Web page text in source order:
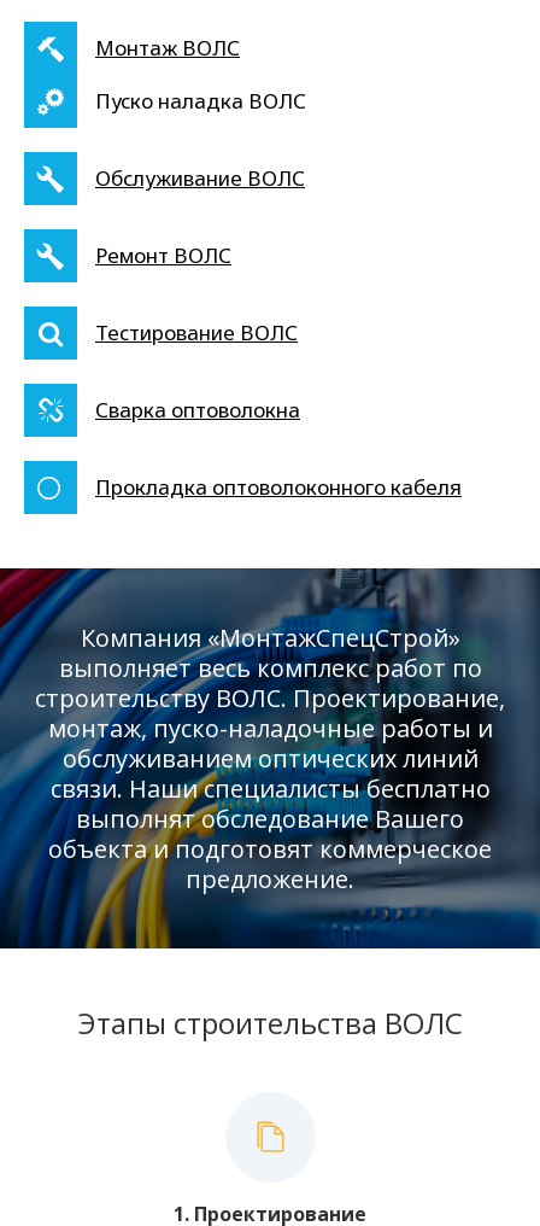
Монтаж ВОЛС
Пуско наладка ВОЛС
Обслуживание ВОЛС
Ремонт ВОЛС
Тестирование ВОЛС
Сварка оптоволокна
Прокладка оптоволоконного кабеля
Компания «МонтажСпецСтрой»
выполняет весь комплекс работ по
строительству ВОЛС. Проектирование,
монтаж, пуско-наладочные работы и
обслуживанием оптических линий
связи. Наши специалисты бесплатно
выполнят обследование Вашего
объекта и подготовят коммерческое
предложение.
Этапы строительства ВОЛС
1. Проектирование